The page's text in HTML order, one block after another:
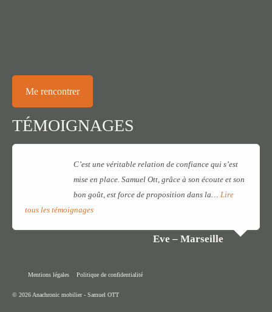
Me rencontrer
TÉMOIGNAGES
C’est une véritable relation de confiance qui s’est
mise en place. Samuel Ott, grâce à son écoute et son
bon goût, est force de proposition dans la… Lire
tous les témoignages
Eve – Marseille
Mentions légales Politique de confidentialité
© 2026 Anachronic mobilier - Samuel OTT